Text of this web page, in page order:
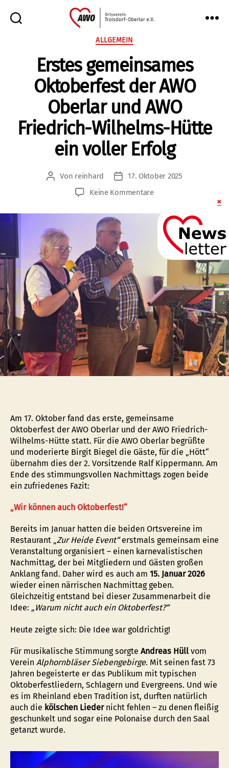
AWO
e.V.
Kategorien
ALLGEMEIN
Erstes gemeinsames
Oktoberfest der AWO
Oberlar und AWO
Friedrich-Wilhelms-Hütte
ein voller Erfolg
Beitragsautor
Von reinhard Veröffentlichungsdatum
17. Oktober 2025
Keine Kommentarezu
gemeinsames
Oktoberfest
der
AWO
Oberlar
AWO
Friedrich-
Wilhelms-
Hütte
ein
voller
Erfolg
Am 17. Oktober fand das erste, gemeinsame
Oktoberfest der AWO Oberlar und der AWO Friedrich-
Wilhelms-Hütte statt. Für die AWO Oberlar begrüßte
und moderierte Birgit Biegel die Gäste, für die „Hött“
übernahm dies der 2. Vorsitzende Ralf Kippermann. Am
Ende des stimmungsvollen Nachmittags zogen beide
ein zufriedenes Fazit:
„Wir können auch Oktoberfest!“
Bereits im Januar hatten die beiden Ortsvereine im
Restaurant „Zur Heide Event“erstmals gemeinsam eine
Veranstaltung organisiert – einen karnevalistischen
Nachmittag, der bei Mitgliedern und Gästen großen
Anklang fand. Daher wird es auch am 15. Januar 2026
wieder einen närrischen Nachmittag geben.
Gleichzeitig entstand bei dieser Zusammenarbeit die
Idee: „Warum nicht auch ein Oktoberfest?“
Heute zeigte sich: Die Idee war goldrichtig!
Für musikalische Stimmung sorgte Andreas Hüll vom
Verein Alphornbläser Siebengebirge. Mit seinen fast 73
Jahren begeisterte er das Publikum mit typischen
Oktoberfestliedern, Schlagern und Evergreens. Und wie
es im Rheinland eben Tradition ist, durften natürlich
auch die kölschen Liedernicht fehlen – zu denen fleißig
geschunkelt und sogar eine Polonaise durch den Saal
getanzt wurde.